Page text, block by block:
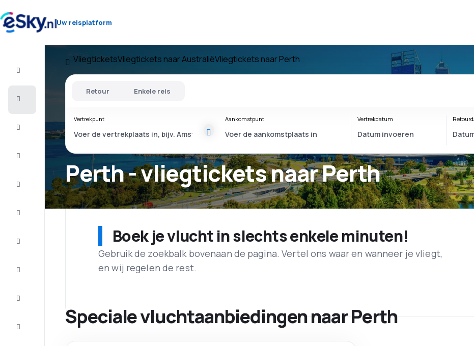
Uw reisplatform
Stedentrip
VliegticketsVliegtickets naar AustraliëVliegtickets naar Perth
Perth - vliegtickets naar Perth
Retour Enkele reis
Vertrekpunt Aankomstpunt Vertrekdatum
Boek je vlucht in slechts enkele minuten!
Gebruik de zoekbalk bovenaan de pagina. Vertel ons waar en wanneer je vliegt,
en wij regelen de rest.
Speciale vluchtaanbiedingen naar Perth